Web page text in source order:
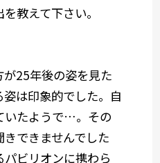
教えて下さい。
25年後の姿を見た
は印象的でした。自
いたようで…。その
できませんでした
ビリオンに携わら